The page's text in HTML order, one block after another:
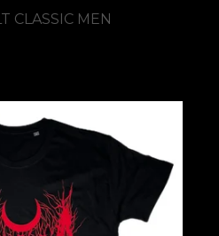
CLASSIC MEN